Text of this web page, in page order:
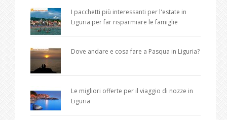
I pacchetti più interessanti per l'estate in
Liguria per far risparmiare le famiglie
Dove andare e cosa fare a Pasqua in Liguria?
Le migliori offerte per il viaggio di nozze in
Liguria